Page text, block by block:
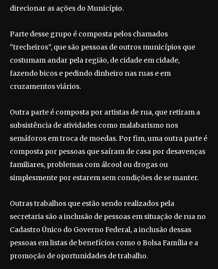
direcionar as ações do Município.
Parte desse grupo é composta pelos chamados
“trecheiros”, que são pessoas de outros municípios que
costumam andar pela região, de cidade em cidade,
fazendo bicos e pedindo dinheiro nas ruas e em
cruzamentos viários.
Outra parte é composta por artistas de rua, que retiram a
subsistência de atividades como malabarismo nos
semáforos em troca de moedas. Por fim, uma outra parte é
composta por pessoas que saíram de casa por desavenças
familiares, problemas com álcool ou drogas ou
simplesmente por estarem sem condições de se manter.
Outras trabalhos que estão sendo realizados pela
secretaria são a inclusão de pessoas em situação de rua no
Cadastro Único do Governo Federal, a inclusão dessas
pessoas em listas de benefícios como o Bolsa Família e a
promoção de oportunidades de trabalho.